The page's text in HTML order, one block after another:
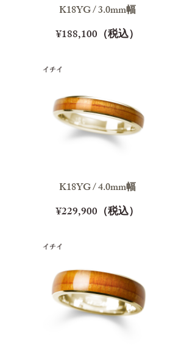
K18YG / 3.0mm幅
¥188,100（税込）
K18YG / 4.0mm幅
¥229,900（税込）